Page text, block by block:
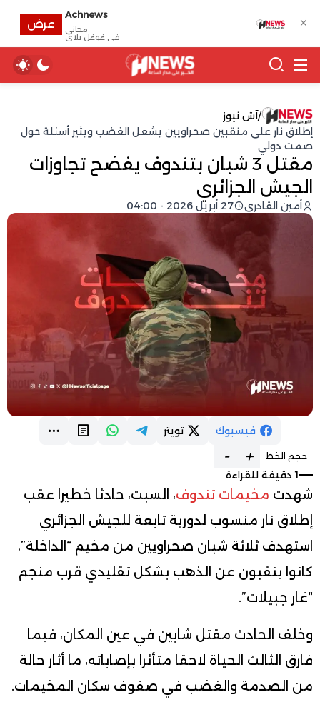
/آش نيوز
إطلاق نار على منقبين صحراويين يشعل الغضب ويثير أسئلة حول
صمت دولي
مقتل 3 شبان بتندوف يفضح تجاوزات
الجيش الجزائري
أمين القادري 27 أبريل 2026 - 04:00
فيسبوك تويتر
حجم الخط +
-
1 دقيقة للقراءة
شهدت مخيمات تندوف، السبت، حادثا خطيرا عقب
إطلاق نار منسوب لدورية تابعة للجيش الجزائري
استهدف ثلاثة شبان صحراويين من مخيم “الداخلة”،
كانوا ينقبون عن الذهب بشكل تقليدي قرب منجم
“غار جبيلات”.
وخلف الحادث مقتل شابين في عين المكان، فيما
فارق الثالث الحياة لاحقا متأثرا بإصاباته، ما أثار حالة
من الصدمة والغضب في صفوف سكان المخيمات.
✕
Achnews
مجانى
في غوغل بلاي
عرض